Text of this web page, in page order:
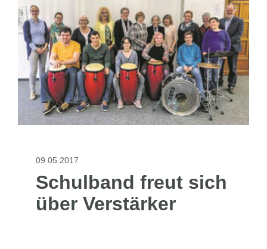
09.05.2017
Schulband freut sich
über Verstärker